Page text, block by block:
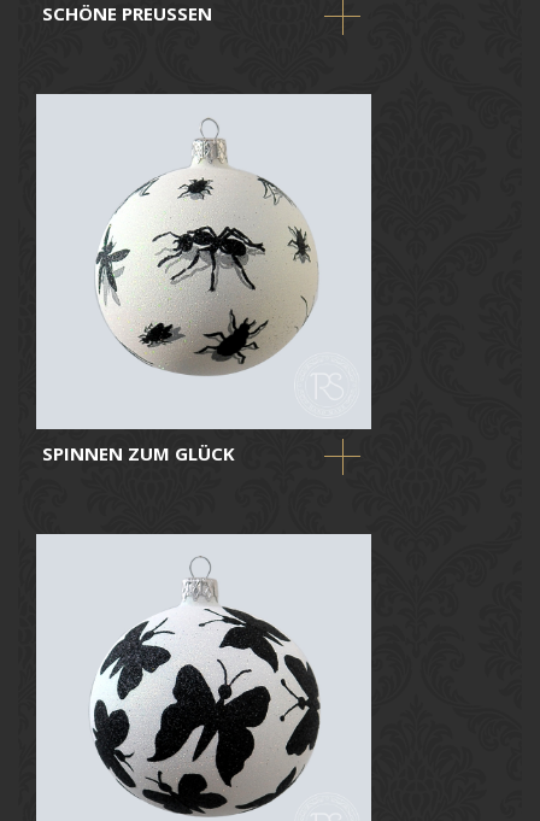
SCHÖNE PREUSSEN
SPINNEN ZUM GLÜCK